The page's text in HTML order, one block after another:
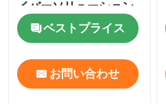
アルバ スイッチ
シスコスイッチ
イバーソリューション
ベストプライス
お問い合わせ